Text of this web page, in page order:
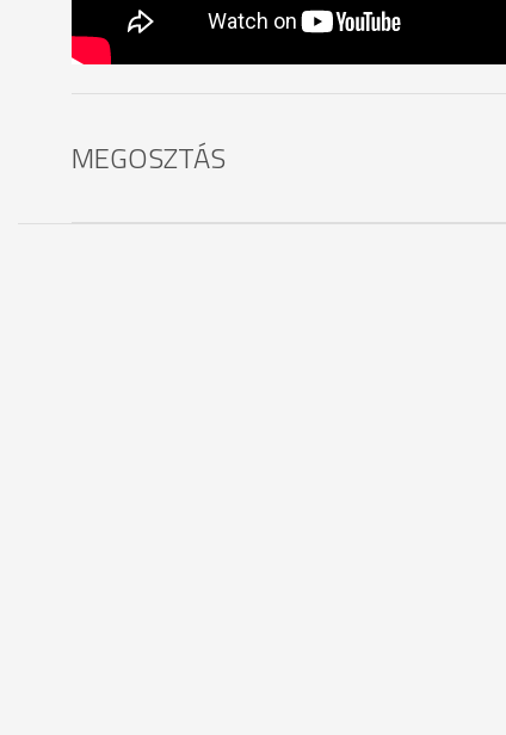
MEGOSZTÁS